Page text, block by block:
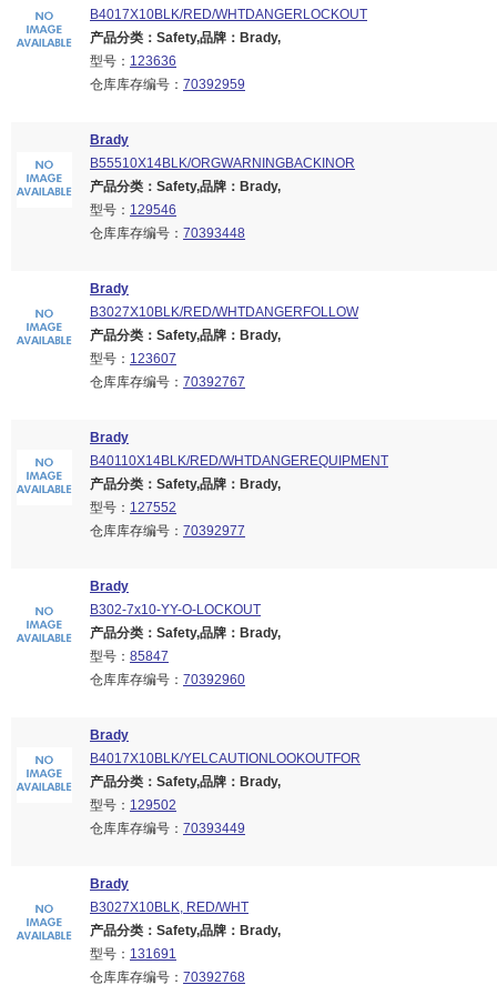
B4017X10BLK/RED/WHTDANGERLOCKOUT
产品分类：Safety,品牌：Brady,
型号： 123636
仓库库存编号： 70392959
Brady
B55510X14BLK/ORGWARNINGBACKINOR
产品分类：Safety,品牌：Brady,
型号： 129546
仓库库存编号： 70393448
Brady
B3027X10BLK/RED/WHTDANGERFOLLOW
产品分类：Safety,品牌：Brady,
型号： 123607
仓库库存编号： 70392767
Brady
B40110X14BLK/RED/WHTDANGEREQUIPMENT
产品分类：Safety,品牌：Brady,
型号： 127552
仓库库存编号： 70392977
Brady
B302-7x10-YY-O-LOCKOUT
产品分类：Safety,品牌：Brady,
型号： 85847
仓库库存编号： 70392960
Brady
B4017X10BLK/YELCAUTIONLOOKOUTFOR
产品分类：Safety,品牌：Brady,
型号： 129502
仓库库存编号： 70393449
Brady
B3027X10BLK, RED/WHT
产品分类：Safety,品牌：Brady,
型号： 131691
仓库库存编号： 70392768